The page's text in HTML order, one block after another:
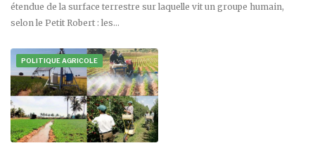
étendue de la surface terrestre sur laquelle vit un groupe humain,
selon le Petit Robert : les…
POLITIQUE AGRICOLE